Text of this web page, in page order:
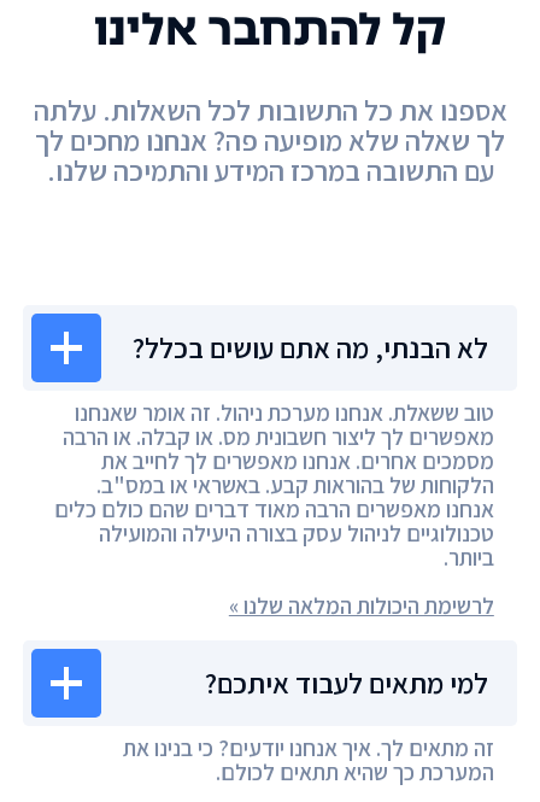
לא הבנתי, מה אתם עושים בכלל?
טוב ששאלת. אנחנו מערכת ניהול. זה אומר שאנחנו
מאפשרים לך ליצור חשבונית מס. או קבלה. או הרבה
מסמכים אחרים. אנחנו מאפשרים לך לחייב את
הלקוחות של בהוראות קבע. באשראי או במס"ב.
אנחנו מאפשרים הרבה מאוד דברים שהם כולם כלים
טכנולוגיים לניהול עסק בצורה היעילה והמועילה
ביותר.
לרשימת היכולות המלאה שלנו »
למי מתאים לעבוד איתכם?
זה מתאים לך. איך אנחנו יודעים? כי בנינו את
המערכת כך שהיא תתאים לכולם.
קל להתחבר אלינו
אספנו את כל התשובות לכל השאלות. עלתה
לך שאלה שלא מופיעה פה? אנחנו מחכים לך
עם התשובה במרכז המידע והתמיכה שלנו.